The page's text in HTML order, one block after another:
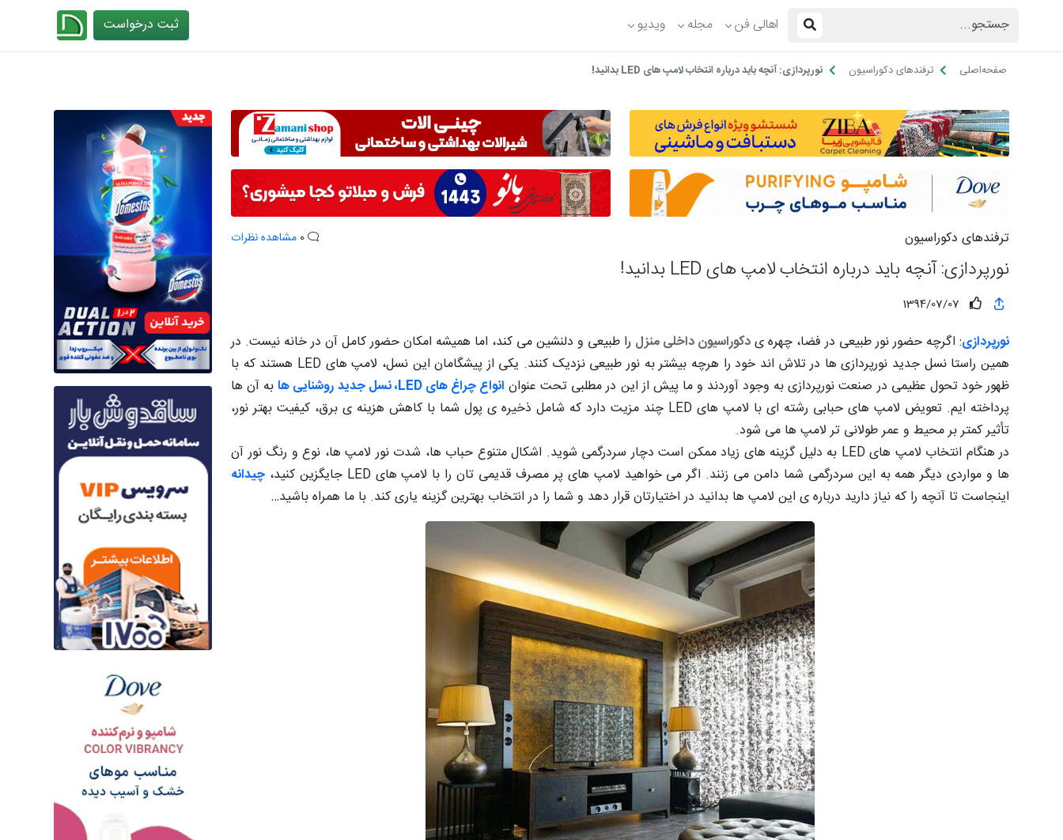
اهالی فن مجله ویدیو ثبت درخواست
صفحه‌اصلی ترفندهای دکوراسیون نورپردازی: آنچه باید درباره انتخاب لامپ های LED بدانید!
ترفندهای دکوراسیون مشاهده نظرات
نورپردازی: آنچه باید درباره انتخاب لامپ های LED بدانید!
1394/07/07
نورپردازی: اگرچه حضور نور طبیعی در فضا، چهره یدکوراسیون داخلی منزل را طبیعی و دلنشین می کند، اما همیشه امکان حضور کامل آن در خانه نیست. در
همین راستا نسل جدید نورپردازی ها در تلاش اند خود را هرچه بیشتر به نور طبیعی نزدیک کنند. یکی از پیشگامان این نسل، لامپ های LED هستند که با
ظهور خود تحول عظیمی در صنعت نورپردازی به وجود آوردند و ما پیش از این در مطلبی تحت عنوان انواع چراغ های LED، نسل جدید روشنایی ها
به آن ها
پرداخته ایم. تعویض لامپ های حبابی رشته ای با لامپ های LED چند مزیت دارد که شامل ذخیره ی پول شما با کاهش هزینه ی برق، کیفیت بهتر نور،
تأثیر کمتر بر محیط و عمر طولانی تر لامپ ها می شود.
در هنگام انتخاب لامپ هایLED به دلیل گزینه های زیاد ممکن است دچار سردرگمی شوید. اشکال متنوع حباب ها، شدت نور لامپ ها، نوع و رنگ نور آن
ها و مواردی دیگر همه به این سردرگمی شما دامن می زنند. اگر می خواهید لامپ های پر مصرف قدیمی تان را با لامپ هایLED جایگزین کنید، چیدانه
اینجاست تا آنچه را که نیاز دارید درباره ی این لامپ ها بدانید در اختیارتان قرار دهد و شما را در انتخاب بهترین گزینه یاری کند. با ما همراه باشید…